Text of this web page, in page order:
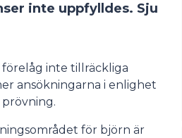
inte uppfylldes. Sju
förelåg inte tillräckliga
ansökningarna i enlighet
för björn är